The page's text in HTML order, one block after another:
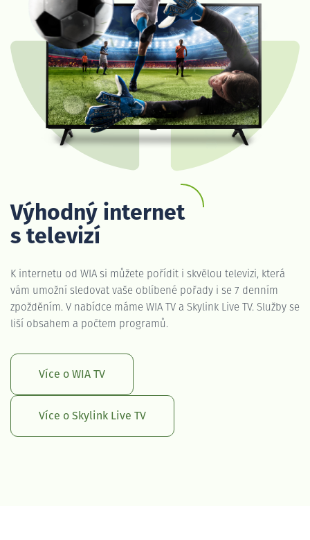
Výhodný internet
s televizí
K internetu od WIA si můžete pořídit i skvělou televizi, která
vám umožní sledovat vaše oblíbené pořady i se 7 denním
zpožděním. V nabídce máme WIA TV a Skylink Live TV. Služby se
liší obsahem a počtem programů.
Více o WIA TV
Více o Skylink Live TV